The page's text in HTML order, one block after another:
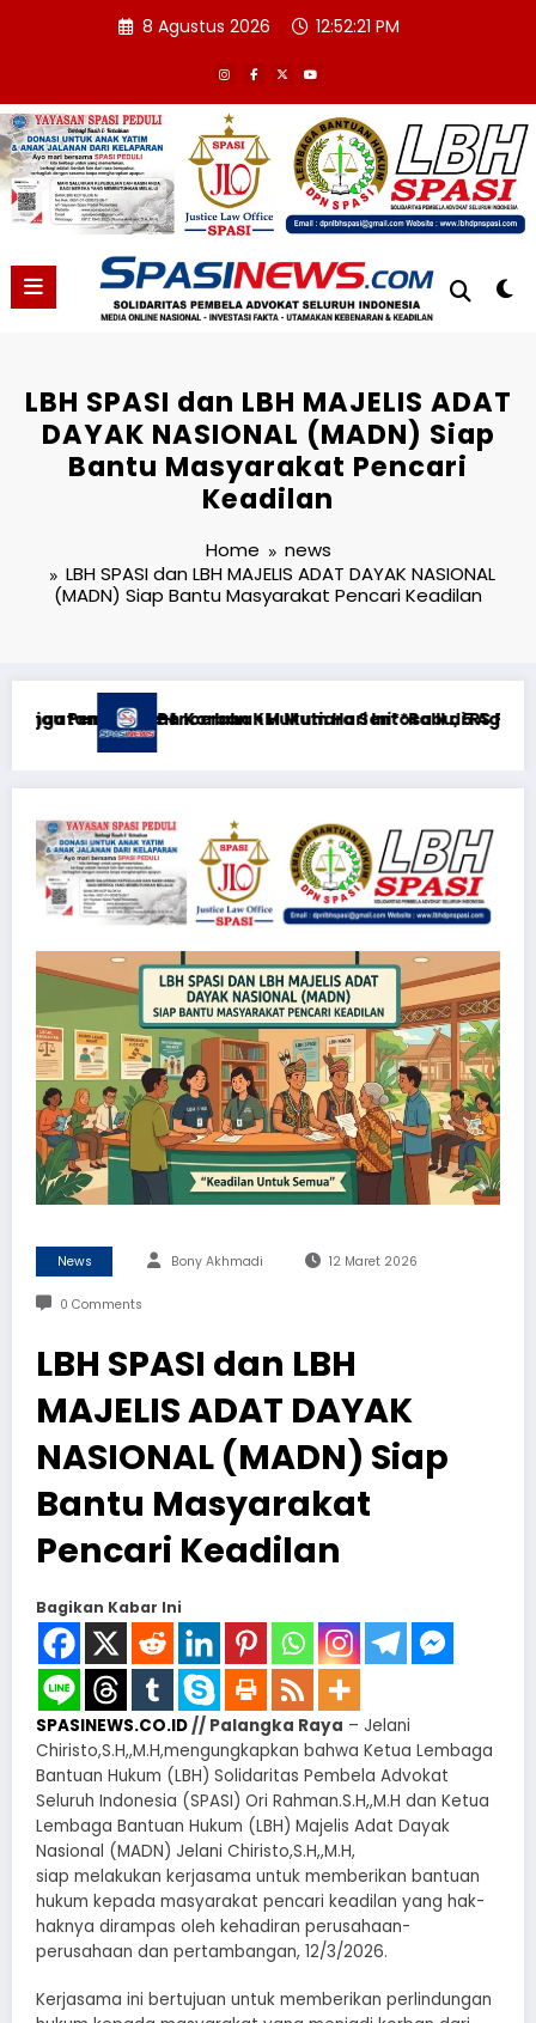
8 Agustus 2026 12:52:22 PM
LBH SPASI dan LBH MAJELIS ADAT
DAYAK NASIONAL (MADN) Siap
Bantu Masyarakat Pencari
Keadilan
Home
news
LBH SPASI dan LBH MAJELIS ADAT DAYAK NASIONAL
(MADN) Siap Bantu Masyarakat Pencari Keadilan
RS PHC Surabaya
Agustus 2026**KEWAJIBAN MEMBERI NAFKAH PASCA-
RTP açıqlığı: Mostbet real oyun
News Bony Akhmadi 12 Maret 2026
0 Comments
LBH SPASI dan LBH
MAJELIS ADAT DAYAK
NASIONAL (MADN) Siap
Bantu Masyarakat
Pencari Keadilan
Bagikan Kabar Ini
SPASINEWS.CO.ID // Palangka Raya – Jelani
Chiristo,S.H,,M.H,mengungkapkan bahwa Ketua Lembaga
Bantuan Hukum (LBH) Solidaritas Pembela Advokat
Seluruh Indonesia (SPASI) Ori Rahman.S.H,,M.H dan Ketua
Lembaga Bantuan Hukum (LBH) Majelis Adat Dayak
Nasional (MADN) Jelani Chiristo,S.H,,M.H,
siap melakukan kerjasama untuk memberikan bantuan
hukum kepada masyarakat pencari keadilan yang hak-
haknya dirampas oleh kehadiran perusahaan-
perusahaan dan pertambangan, 12/3/2026.
Kerjasama ini bertujuan untuk memberikan perlindungan